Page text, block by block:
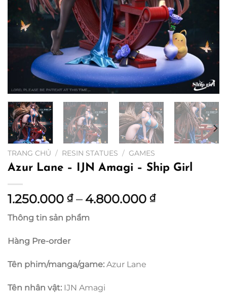
TRANG CHỦ / RESIN STATUES / GAMES
Azur Lane – IJN Amagi – Ship Girl
1.250.000 ₫ – 4.800.000 ₫Khoảng
Thông tin sản phẩm
Hàng Pre-order
Tên phim/manga/game: Azur Lane
Tên nhân vật: IJN Amagi